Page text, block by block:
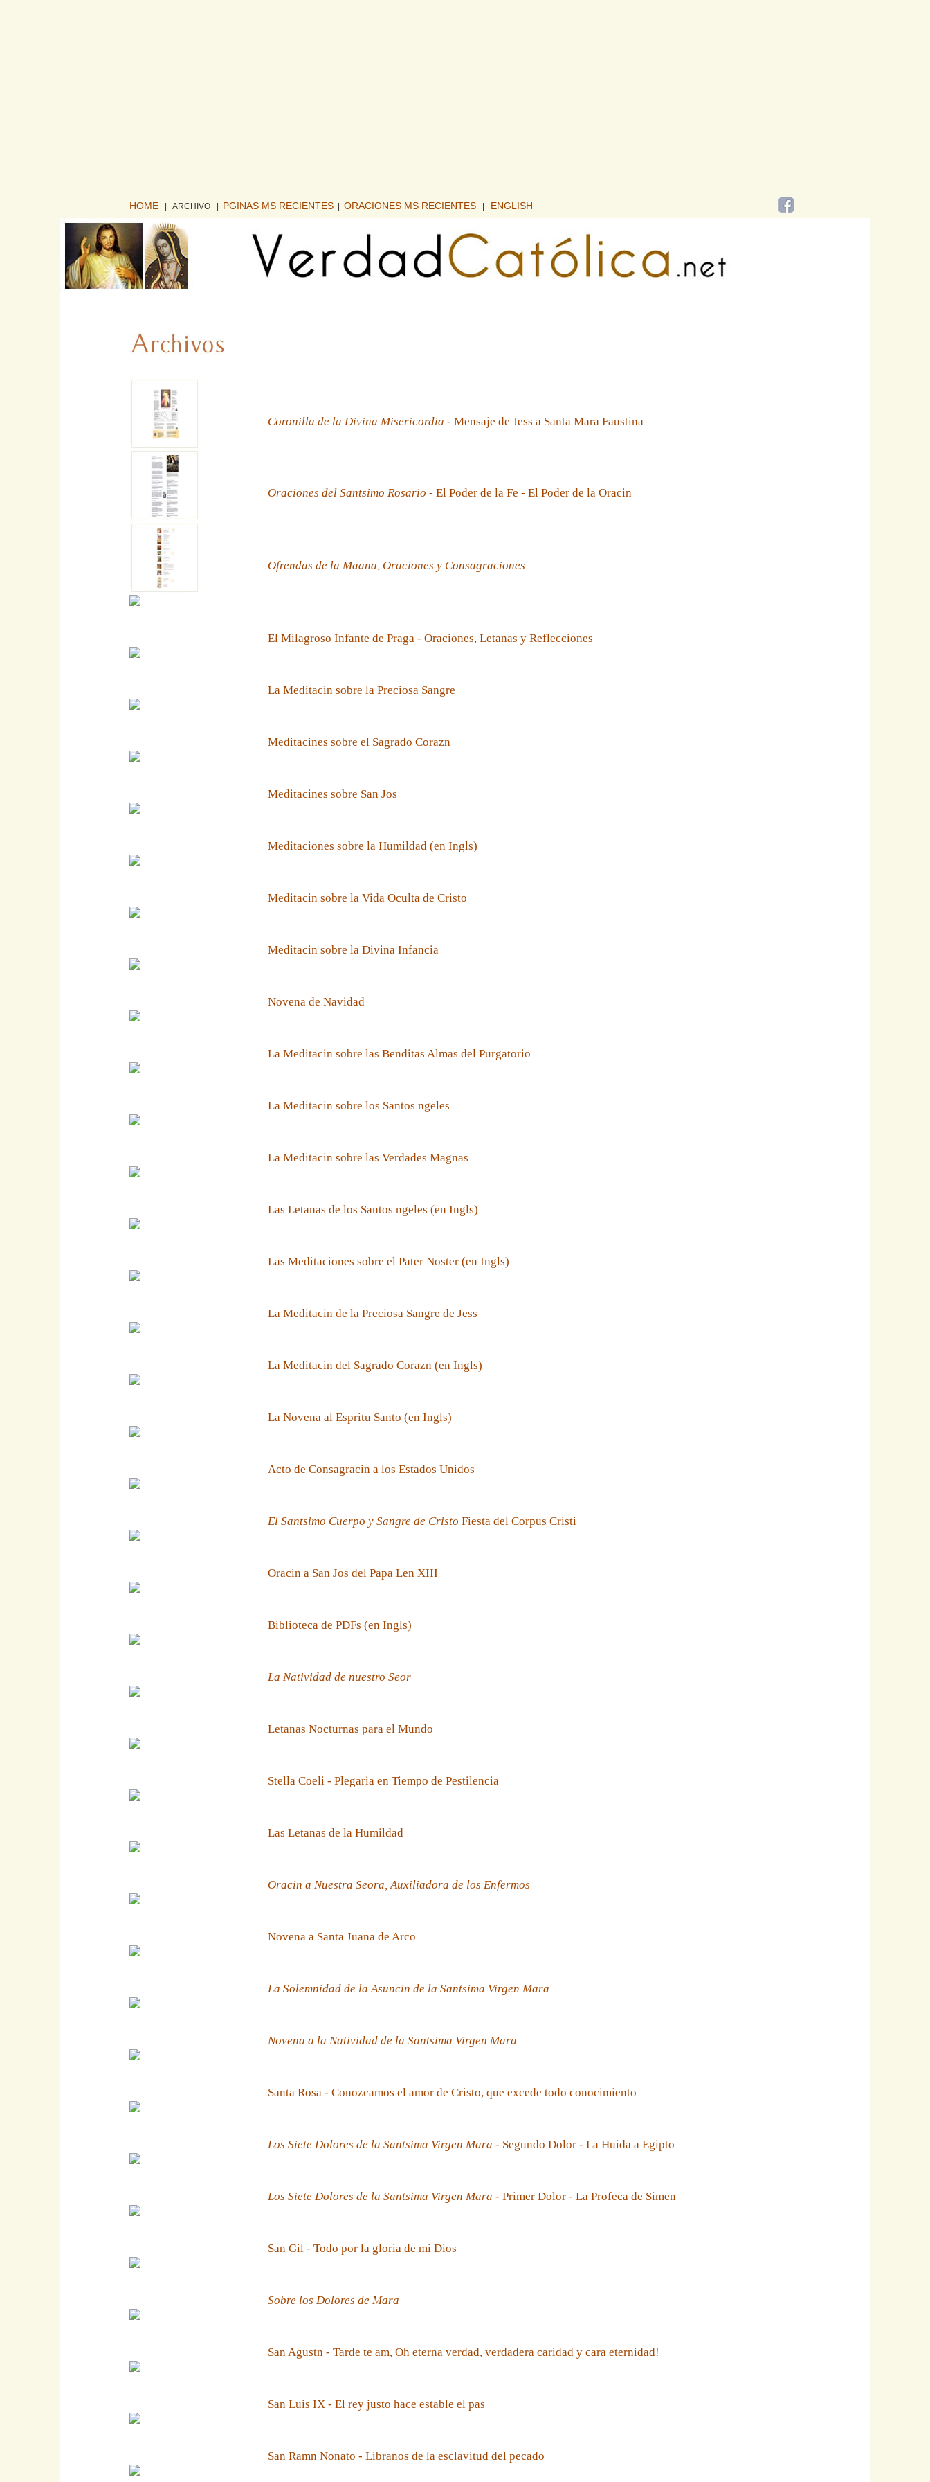
HOME | ARCHIVO PGINAS MS RECIENTES ORACIONES MS RECIENTES ENGLISH
Coronilla de la Divina Misericordia - Mensaje de Jess a Santa Mara Faustina
Oraciones del Santsimo Rosario - El Poder de la Fe - El Poder de la Oracin
Ofrendas de la Maana, Oraciones y Consagraciones
El Milagroso Infante de Praga - Oraciones, Letanas y Reflecciones
La Meditacin sobre la Preciosa Sangre
Meditacines sobre el Sagrado Corazn
Meditacines sobre San Jos
Meditaciones sobre la Humildad (en Ingls)
Meditacin sobre la Vida Oculta de Cristo
Meditacin sobre la Divina Infancia
Novena de Navidad
La Meditacin sobre las Benditas Almas del Purgatorio
La Meditacin sobre los Santos ngeles
La Meditacin sobre las Verdades Magnas
Las Letanas de los Santos ngeles (en Ingls)
Las Meditaciones sobre el Pater Noster (en Ingls)
La Meditacin de la Preciosa Sangre de Jess
La Meditacin del Sagrado Corazn (en Ingls)
La Novena al Espritu Santo (en Ingls)
Acto de Consagracin a los Estados Unidos
El Santsimo Cuerpo y Sangre de Cristo Fiesta del Corpus Cristi
Oracin a San Jos del Papa Len XIII
Biblioteca de PDFs (en Ingls)
La Natividad de nuestro Seor
Letanas Nocturnas para el Mundo
Stella Coeli - Plegaria en Tiempo de Pestilencia
Las Letanas de la Humildad
Oracin a Nuestra Seora, Auxiliadora de los Enfermos
Novena a Santa Juana de Arco
La Solemnidad de la Asuncin de la Santsima Virgen Mara
Novena a la Natividad de la Santsima Virgen Mara
Santa Rosa - Conozcamos el amor de Cristo, que excede todo conocimiento
Los Siete Dolores de la Santsima Virgen Mara - Segundo Dolor - La Huida a Egipto
Los Siete Dolores de la Santsima Virgen Mara - Primer Dolor - La Profeca de Simen
San Gil - Todo por la gloria de mi Dios
Sobre los Dolores de Mara
San Agustn - Tarde te am, Oh eterna verdad, verdadera caridad y cara eternidad!
San Luis IX - El rey justo hace estable el pas
San Ramn Nonato - Libranos de la esclavitud del pecado